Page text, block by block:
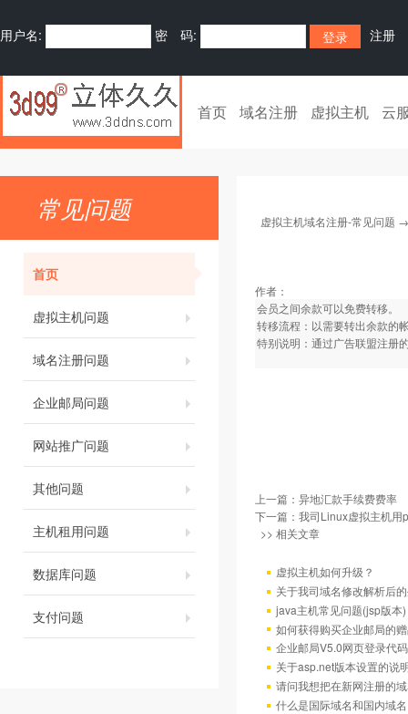
用户名: 密 码: 注册
首页 域名注册 虚拟主机 云
常见问题
首页
虚拟主机问题
域名注册问题
企业邮局问题
网站推广问题
其他问题
主机租用问题
数据库问题
支付问题
虚拟主机域名注册-常见问题
作者：
会员之间余款可以免费转移。
转移流程：以需要转出余款的
特别说明：通过广告联盟注册
上一篇： 异地汇款手续费费率
下一篇： 我司Linux虚拟主机用
>> 相关文章
虚拟主机如何升级？
关于我司域名修改解析后
java主机常见问题(jsp版本)
如何获得购买企业邮局的
企业邮局V5.0网页登录代码
关于asp.net版本设置的说
请问我想把在新网注册的
什么是国际域名和国内域